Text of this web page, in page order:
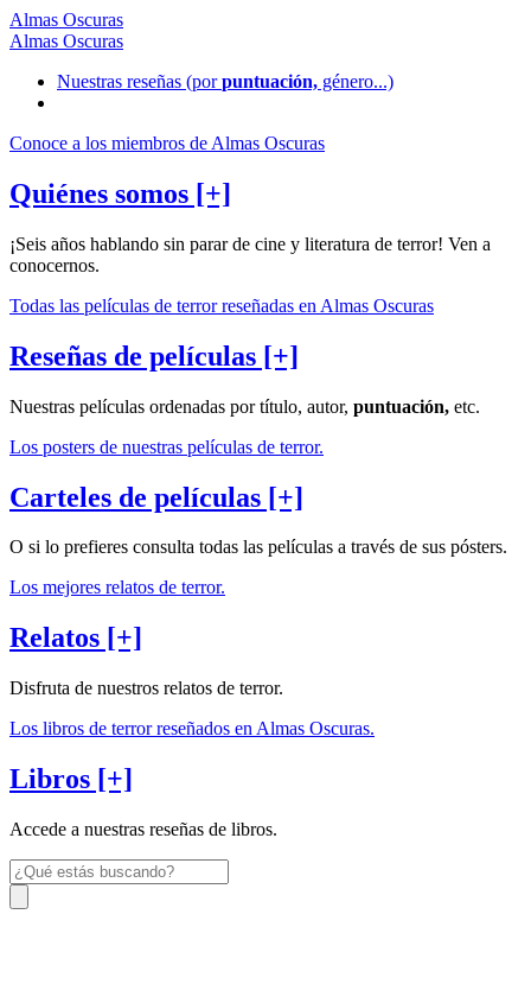
Almas Oscuras
Almas Oscuras
Nuestras reseñas (porpuntuación, género...)
Conoce a los miembros de Almas Oscuras
Quiénes somos [+]
¡Seis años hablando sin parar de cine y literatura de terror! Ven a
conocernos.
Todas las películas de terror reseñadas en Almas Oscuras
Reseñas de películas [+]
Nuestras películas ordenadas por título, autor, puntuación, etc.
Los posters de nuestras películas de terror.
Carteles de películas [+]
O si lo prefieres consulta todas las películas a través de sus pósters.
Los mejores relatos de terror.
Relatos [+]
Disfruta de nuestros relatos de terror.
Los libros de terror reseñados en Almas Oscuras.
Libros [+]
Accede a nuestras reseñas de libros.